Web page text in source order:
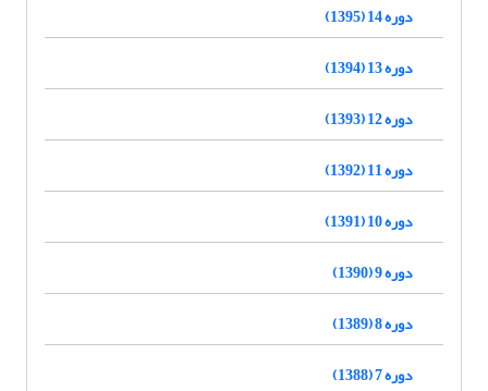
دوره 14 (1395)
دوره 13 (1394)
دوره 12 (1393)
دوره 11 (1392)
دوره 10 (1391)
دوره 9 (1390)
دوره 8 (1389)
دوره 7 (1388)